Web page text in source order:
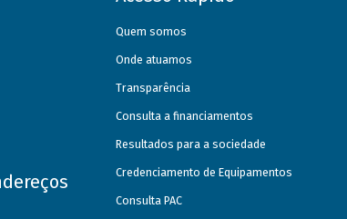
Quem somos
Onde atuamos
Transparência
Consulta a financiamentos
Resultados para a sociedade
Credenciamento de Equipamentos
Consulta PAC